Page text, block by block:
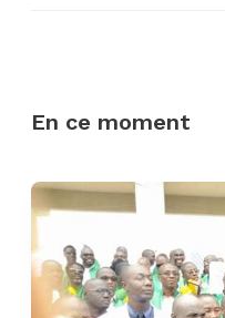
En ce moment